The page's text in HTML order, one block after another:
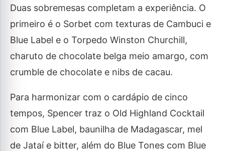
Duas sobremesas completam a experiência. O
primeiro é o Sorbet com texturas de Cambuci e
Blue Label e o Torpedo Winston Churchill,
charuto de chocolate belga meio amargo, com
crumble de chocolate e nibs de cacau.
Para harmonizar com o cardápio de cinco
tempos, Spencer traz o Old Highland Cocktail
com Blue Label, baunilha de Madagascar, mel
de Jataí e bitter, além do Blue Tones com Blue